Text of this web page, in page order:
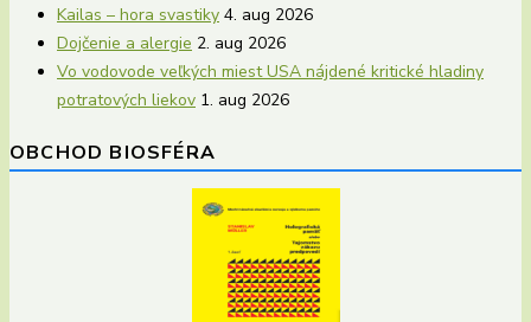
Kailas – hora svastiky 4. aug 2026
Dojčenie a alergie 2. aug 2026
Vo vodovode veľkých miest USA nájdené kritické hladiny
potratových liekov 1. aug 2026
OBCHOD BIOSFÉRA